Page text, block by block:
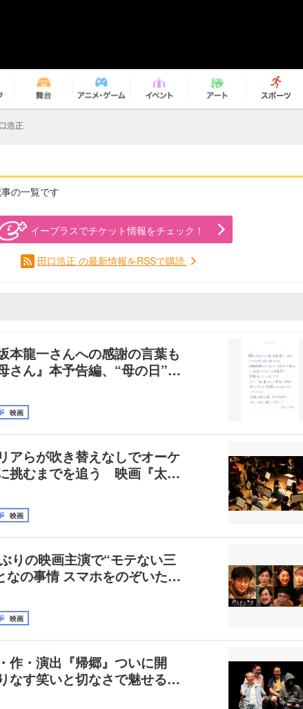
浩正
の一覧です
イープラスでチケット情報をチェック！
田口浩正 の最新情報をRSSで購読
本龍一さんへの感謝の言葉も
さん』本予告編、“母の日”…
映画
アらが吹き替えなしでオーケ
挑むまでを追う 映画『太…
映画
りの映画主演で“モテない三
なの事情 スマホをのぞいた…
映画
作・演出『帰郷』ついに開
す笑いと切なさで魅せる…